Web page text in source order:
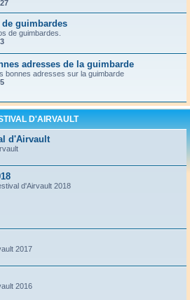
de guimbardes
de guimbardes.
adresses de la guimbarde
bonnes adresses sur la guimbarde
D'AIRVAULT
d'Airvault
d'Airvault 2018
2017
2016